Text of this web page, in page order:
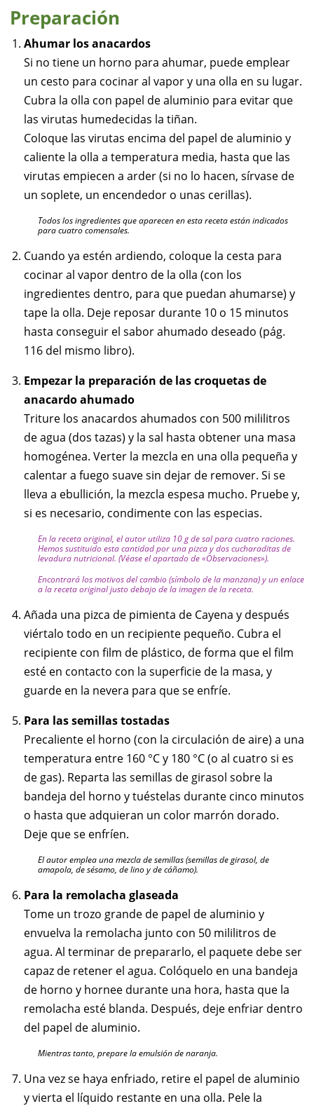
Preparación
Ahumar los anacardos
Si no tiene un horno para ahumar, puede emplear
un cesto para cocinar al vapor y una olla en su lugar.
Cubra la olla con papel de aluminio para evitar que
las virutas humedecidas la tiñan.
Coloque las virutas encima del papel de aluminio y
caliente la olla a temperatura media, hasta que las
virutas empiecen a arder (si no lo hacen, sírvase de
un soplete, un encendedor o unas cerillas).
Todos los ingredientes que aparecen en esta receta están indicados
para cuatro comensales.
Cuando ya estén ardiendo, coloque la cesta para
cocinar al vapor dentro de la olla (con los
ingredientes dentro, para que puedan ahumarse) y
tape la olla. Deje reposar durante 10 o 15 minutos
hasta conseguir el sabor ahumado deseado (pág.
116 del mismo libro).
Empezar la preparación de las croquetas de
anacardo ahumado
Triture los anacardos ahumados con 500 mililitros
de agua (dos tazas) y la sal hasta obtener una masa
homogénea. Verter la mezcla en una olla pequeña y
calentar a fuego suave sin dejar de remover. Si se
lleva a ebullición, la mezcla espesa mucho. Pruebe y,
si es necesario, condimente con las especias.
En la receta original, el autor utiliza 10 g de sal para cuatro raciones.
Hemos sustituido esta cantidad por una pizca y dos cucharaditas de
levadura nutricional. (Véase el apartado de «Observaciones»).
Encontrará los motivos del cambio (símbolo de la manzana) y un enlace
a la receta original justo debajo de la imagen de la receta.
Añada una pizca de pimienta de Cayena y después
viértalo todo en un recipiente pequeño. Cubra el
recipiente con film de plástico, de forma que el film
esté en contacto con la superficie de la masa, y
guarde en la nevera para que se enfríe.
Para las semillas tostadas
Precaliente el horno (con la circulación de aire) a una
temperatura entre 160 °C y 180 °C (o al cuatro si es
de gas). Reparta las semillas de girasol sobre la
bandeja del horno y tuéstelas durante cinco minutos
o hasta que adquieran un color marrón dorado.
Deje que se enfríen.
El autor emplea una mezcla de semillas (semillas de girasol, de
amapola, de sésamo, de lino y de cáñamo).
Para la remolacha glaseada
Tome un trozo grande de papel de aluminio y
envuelva la remolacha junto con 50 mililitros de
agua. Al terminar de prepararlo, el paquete debe ser
capaz de retener el agua. Colóquelo en una bandeja
de horno y hornee durante una hora, hasta que la
remolacha esté blanda. Después, deje enfriar dentro
del papel de aluminio.
Mientras tanto, prepare la emulsión de naranja.
Una vez se haya enfriado, retire el papel de aluminio
y vierta el líquido restante en una olla. Pele la